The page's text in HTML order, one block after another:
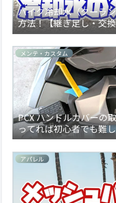
バイク冷却水（クーラ
方法！【継ぎ足し・交
メンテ・カスタム
PCX ハンドルカバーの
ってれば初心者でも難
アパレル